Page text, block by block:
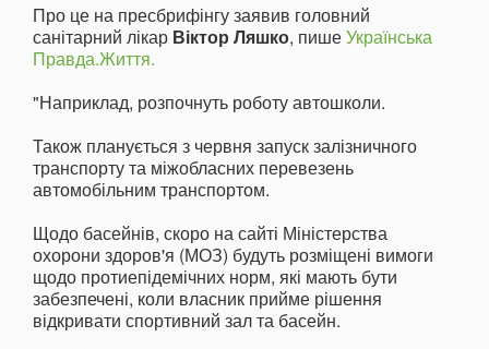
Про це на пресбрифінгу заявив головний
санітарний лікар Віктор Ляшко, пишеУкраїнська
Правда.Життя.
"Наприклад, розпочнуть роботу автошколи.
Також планується з червня запуск залізничного
транспорту та міжобласних перевезень
автомобільним транспортом.
Щодо басейнів, скоро на сайті Міністерства
охорони здоров'я (МОЗ) будуть розміщені вимоги
щодо протиепідемічних норм, які мають бути
забезпечені, коли власник прийме рішення
відкривати спортивний зал та басейн.